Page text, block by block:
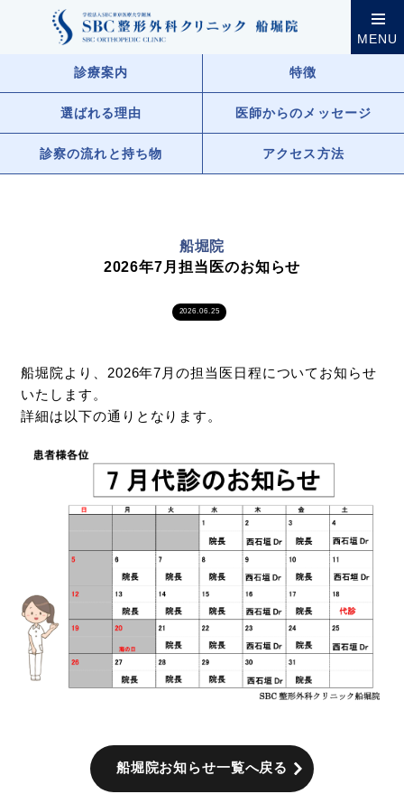
MENU
クリニック案内 船堀院からのお知らせ一覧
診療案内 特徴
選ばれる理由 医師からのメッセージ
診察の流れと持ち物 アクセス方法
船堀院
2026年7月担当医のお知らせ
2026.06.25
船堀院より、2026年7月の担当医日程についてお知らせ
いたします。
詳細は以下の通りとなります。
船堀院お知らせ一覧へ戻る